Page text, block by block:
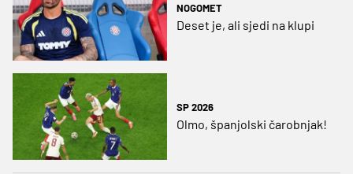
NOGOMET
Deset je, ali sjedi na klupi
SP 2026
Olmo, španjolski čarobnjak!